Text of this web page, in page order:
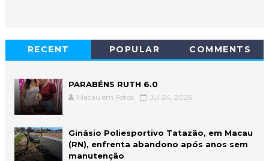
RECENT POPULAR COMMENTS
PARABÉNS RUTH 6.0
Macau em Fotos Jul 24, 2026
Ginásio Poliesportivo Tatazão, em Macau
(RN), enfrenta abandono após anos sem
manutenção